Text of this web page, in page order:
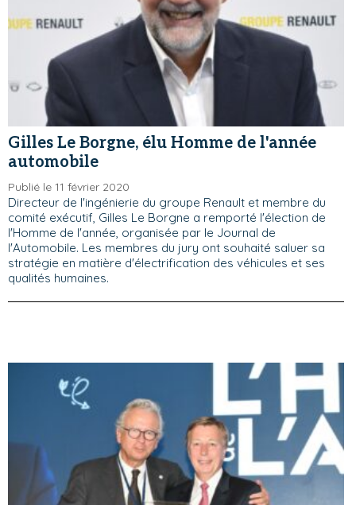
Gilles Le Borgne, élu Homme de l'année
automobile
Publié le 11 février 2020
Directeur de l'ingénierie du groupe Renault et membre du
comité exécutif, Gilles Le Borgne a remporté l'élection de
l'Homme de l'année, organisée par le Journal de
l'Automobile. Les membres du jury ont souhaité saluer sa
stratégie en matière d'électrification des véhicules et ses
qualités humaines.